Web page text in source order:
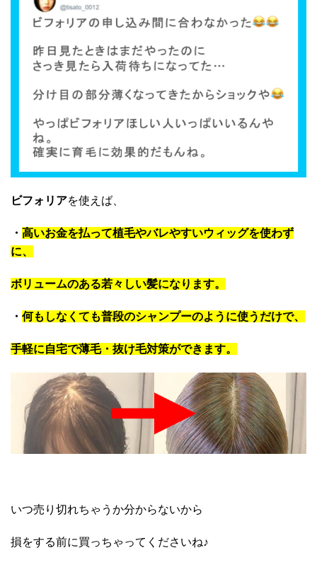
ビフォリアを使えば、
・ 高いお金を払って植毛やバレやすいウィッグを使わず
に、
ボリュームのある若々しい髪になります。
・ 何もしなくても普段のシャンプーのように使うだけで、
手軽に自宅で薄毛・抜け毛対策ができます。
いつ売り切れちゃうか分からないから
損をする前に買っちゃってくださいね♪